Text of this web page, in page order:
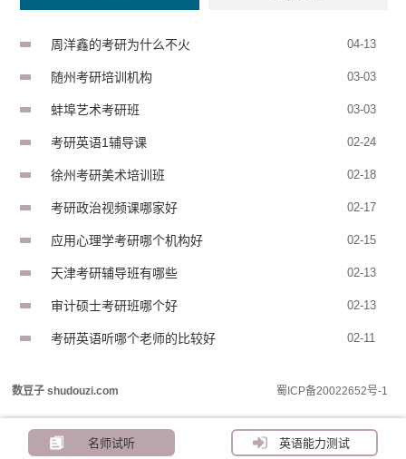
周洋鑫的考研为什么不火 04-13
随州考研培训机构 03-03
蚌埠艺术考研班 03-03
考研英语1辅导课 02-24
徐州考研美术培训班 02-18
考研政治视频课哪家好 02-17
应用心理学考研哪个机构好 02-15
天津考研辅导班有哪些 02-13
审计硕士考研班哪个好 02-13
考研英语听哪个老师的比较好 02-11
数豆子 shudouzi.com 蜀ICP备20022652号-1
名师试听 英语能力测试